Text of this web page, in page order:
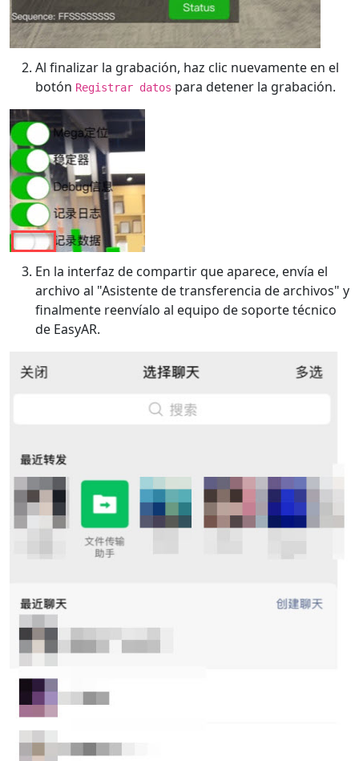
Al finalizar la grabación, haz clic nuevamente en el
botón Registrar datos para detener la grabación.
En la interfaz de compartir que aparece, envía el
archivo al "Asistente de transferencia de archivos" y
finalmente reenvíalo al equipo de soporte técnico
de EasyAR.